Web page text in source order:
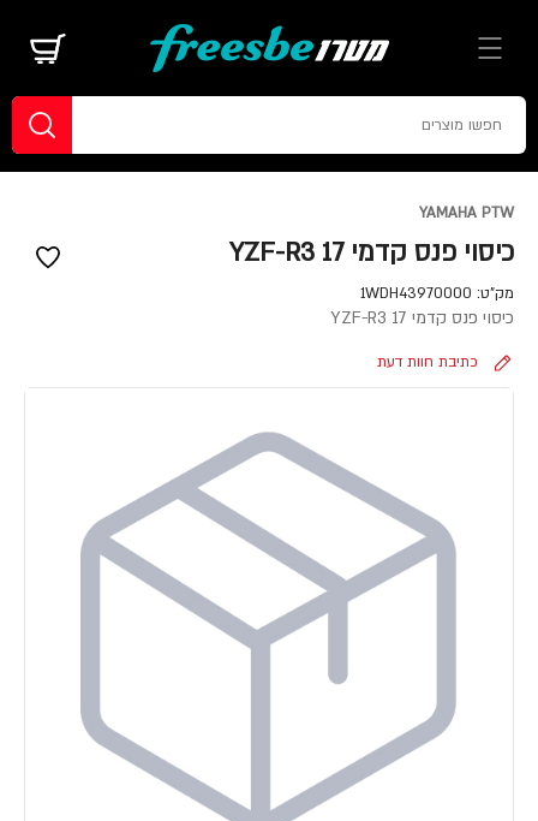
YAMAHA PTW
כיסוי פנס קדמי YZF-R3 17
מק"ט: 1WDH43970000
כיסוי פנס קדמי YZF-R3 17
כתיבת חוות דעת